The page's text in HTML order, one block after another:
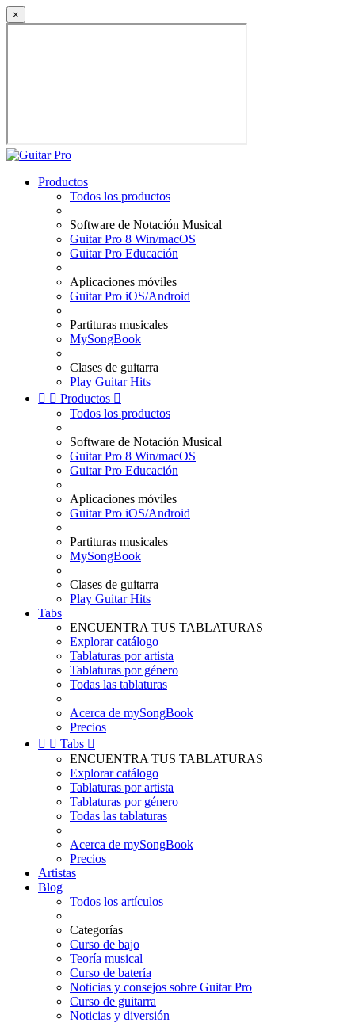
×
Productos
Todos los productos
Software de Notación Musical
Guitar Pro 8 Win/macOS
Guitar Pro Educación
Aplicaciones móviles
Guitar Pro iOS/Android
Partituras musicales
MySongBook
Clases de guitarra
Play Guitar Hits
  Productos 
Todos los productos
Software de Notación Musical
Guitar Pro 8 Win/macOS
Guitar Pro Educación
Aplicaciones móviles
Guitar Pro iOS/Android
Partituras musicales
MySongBook
Clases de guitarra
Play Guitar Hits
Tabs
ENCUENTRA TUS TABLATURAS
Explorar catálogo
Tablaturas por artista
Tablaturas por género
Todas las tablaturas
Acerca de mySongBook
Precios
  Tabs 
ENCUENTRA TUS TABLATURAS
Explorar catálogo
Tablaturas por artista
Tablaturas por género
Todas las tablaturas
Acerca de mySongBook
Precios
Artistas
Blog
Todos los artículos
Categorías
Curso de bajo
Teoría musical
Curso de batería
Noticias y consejos sobre Guitar Pro
Curso de guitarra
Noticias y diversión